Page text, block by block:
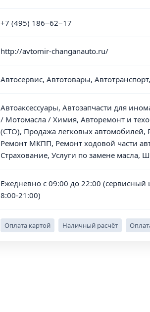
+7 (495) 186‒62‒17
http://avtomir-changanauto.ru/
Автосервис, Автотовары,
Автоаксессуары, Автозапчасти для
/ Мотомасла / Химия, Авторемонт и
(СТО), Продажа легковых автомобилей,
Ремонт МКПП, Ремонт ходовой части
Страхование, Услуги по замене масла,
Ежедневно с 09:00 до 22:00 (сервисный
8:00-21:00)
Оплата картой Наличный расчёт